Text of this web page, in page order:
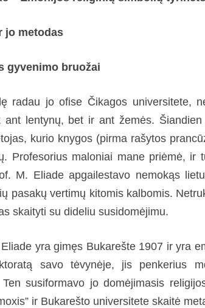
jo metodas
gyvenimo bruožai
radau jo ofise Čikagos universitete,
ant lentynų, bet ir ant žemės.
kurio knygos (pirma rašytos
Profesorius maloniai mane priėmė, ir
M. Eliade apgailestavo nemokąs
pasakų vertimų kitomis kalbomis.
skaityti su dideliu susidomėjimu.
yra gimęs Bukarešte 1907 ir yra
savo tėvynėje, jis penkerius
Ten susiformavo jo domėjimasis
ir Bukarešto universitete skaitė